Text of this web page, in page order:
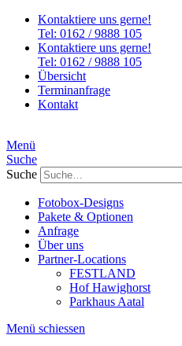
Kontaktiere uns gerne!
Tel: 0162 / 9888 105
Kontaktiere uns gerne!
Tel: 0162 / 9888 105
Übersicht
Terminanfrage
Kontakt
Menü
Suche
Suche
Fotobox-Designs
Pakete & Optionen
Anfrage
Über uns
Partner-Locations
FESTLAND
Hof Hawighorst
Parkhaus Aatal
Menü schiessen